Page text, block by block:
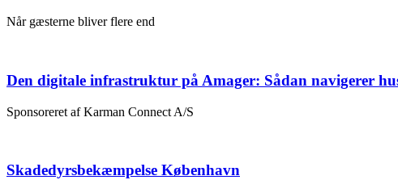
Når gæsterne bliver flere end
Den digitale infrastruktur på Amager: Sådan navigerer
Sponsoreret af Karman Connect A/S
Skadedyrsbekæmpelse København